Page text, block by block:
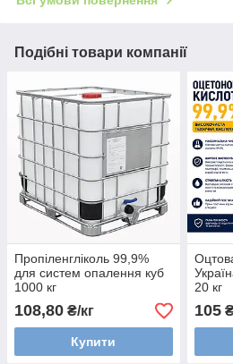
Подібні товари компанії
Пропіленгліколь 99,9%
для систем опалення куб
1000 кг
108,80 ₴/кг
Купити
20 кг
105